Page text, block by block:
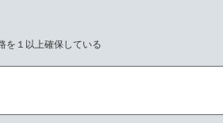
を１以上確保している